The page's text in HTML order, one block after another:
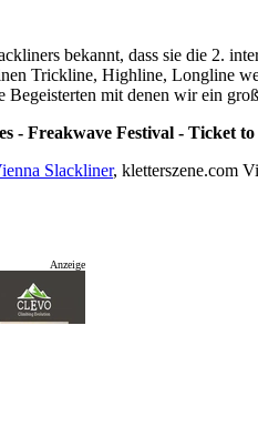
bekannt, dass sie die 2.
Trickline, Highline, Longline
Begeisterten mit denen wir ein
- Freakwave Festival - Ticket
Slackliner, kletterszene.com
Anzeige